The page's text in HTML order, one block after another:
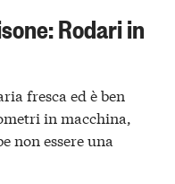
Rodari in
fresca ed è ben
in macchina,
non essere una